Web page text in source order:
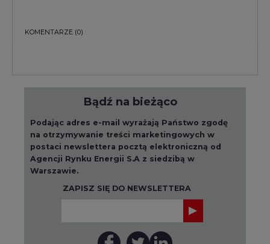
KOMENTARZE (0)
Bądź na bieżąco
Podając adres e-mail wyrażają Państwo zgodę
na otrzymywanie treści marketingowych w
postaci newslettera pocztą elektroniczną od
Agencji Rynku Energii S.A z siedzibą w
Warszawie.
ZAPISZ SIĘ DO NEWSLETTERA